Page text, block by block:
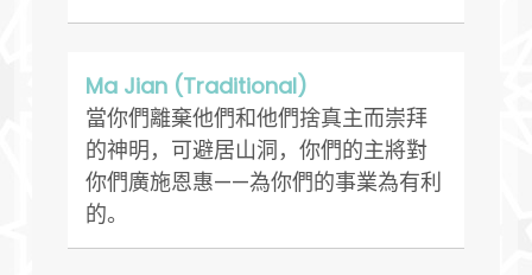
Ma Jian (Traditional)
當你們離棄他們和他們捨真主而崇拜
的神明，可避居山洞，你們的主將對
你們廣施恩惠——為你們的事業為有利
的。